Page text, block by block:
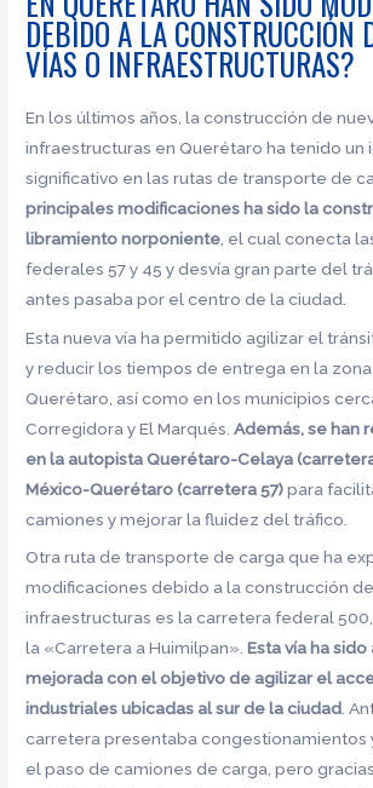
DEBIDO A LA CONSTRUCCIÓN
VÍAS O INFRAESTRUCTURAS?
En los últimos años, la construcción de
infraestructuras en Querétaro ha tenido un
significativo en las rutas de transporte de
principales modificaciones ha sido la
libramiento norponiente , el cual conecta
federales 57 y 45 y desvía gran parte del
antes pasaba por el centro de la ciudad.
Esta nueva vía ha permitido agilizar el
y reducir los tiempos de entrega en la
Querétaro, así como en los municipios
Corregidora y El Marqués.Además, se han
en la autopista Querétaro-Celaya
México-Querétaro (carretera 57)para
camiones y mejorar la fluidez del tráfico.
Otra ruta de transporte de carga que ha
modificaciones debido a la construcción
infraestructuras es la carretera federal
la «Carretera a Huimilpan».Esta vía ha
mejorada con el objetivo de agilizar el
industriales ubicadas al sur de la ciudad.
carretera presentaba congestionamientos
el paso de camiones de carga, pero